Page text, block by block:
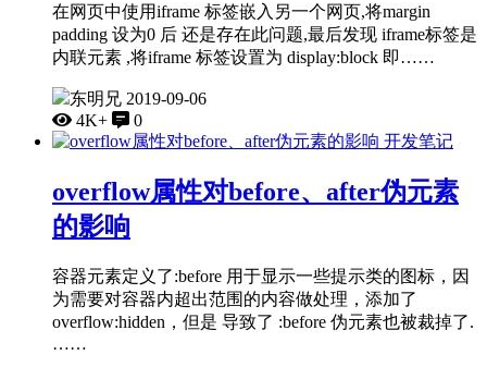
在网页中使用iframe 标签嵌入另一个网页,将margin
padding 设为0 后 还是存在此问题,最后发现 iframe标签是
内联元素 ,将iframe 标签设置为 display:block 即……
东明兄 2019-09-06
4K+
0
开发笔记
overflow属性对before、after伪元素
的影响
容器元素定义了:before 用于显示一些提示类的图标，因
为需要对容器内超出范围的内容做处理，添加了
overflow:hidden，但是 导致了 :before 伪元素也被裁掉了.
……